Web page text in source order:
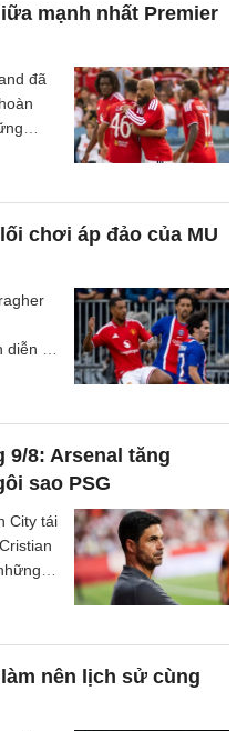
mạnh nhất Premier
đã
chơi áp đảo của MU
ấn
8: Arsenal tăng
sao PSG
City tái
nên lịch sử cùng